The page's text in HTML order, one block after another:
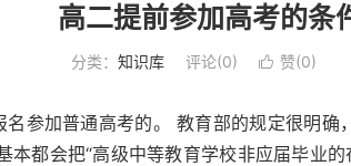
高二提前参加高考的条
分类： 知识库 评论(0)  赞(0)
参加普通高考的。 教育部的规定很明
本都会把“高级中等教育学校非应届毕业